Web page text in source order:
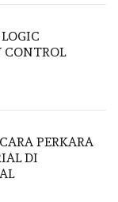
CONTROL
PERKARA
DI